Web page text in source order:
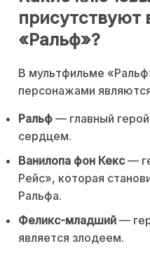
присутствуют
«Ральф»?
В мультфильме
персонажами
Ральф — главный
сердцем.
Ванилопа фон Кекс—
Рейс», которая
Ральфа.
Феликс-младший —
является злодеем.